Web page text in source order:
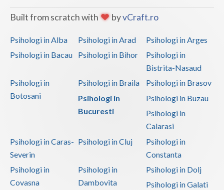
Built from scratch with byvCraft.ro
Psihologi in Alba Psihologi in Arad
Psihologi in Arges
Psihologi in Bacau
Psihologi in Bihor
Psihologi in
Bistrita-Nasaud
Psihologi in
Botosani
Psihologi in Braila
Psihologi in Brasov
Psihologi in
Bucuresti
Psihologi in Buzau
Psihologi in
Calarasi
Psihologi in Caras-
Severin
Psihologi in Cluj
Psihologi in
Constanta
Psihologi in
Covasna
Psihologi in
Dambovita
Psihologi in Dolj
Psihologi in Galati